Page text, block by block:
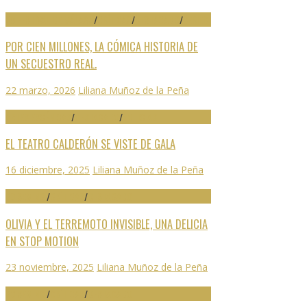
/ / /
POR CIEN MILLONES, LA CÓMICA HISTORIA DE
UN SECUESTRO REAL.
22 marzo, 2026 Liliana Muñoz de la Peña
/ /
EL TEATRO CALDERÓN SE VISTE DE GALA
16 diciembre, 2025 Liliana Muñoz de la Peña
/ /
OLIVIA Y EL TERREMOTO INVISIBLE, UNA DELICIA
EN STOP MOTION
23 noviembre, 2025 Liliana Muñoz de la Peña
/ /